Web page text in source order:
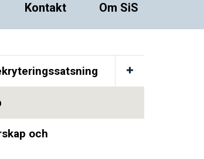
Kontakt Om SiS
och